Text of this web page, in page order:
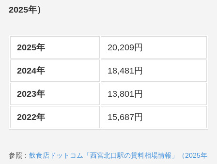
2025年）
2025年 20,209円
2024年 18,481円
2023年 13,801円
2022年 15,687円
参照： 飲食店ドットコム「西宮北口駅の賃料相場情報」（2025年